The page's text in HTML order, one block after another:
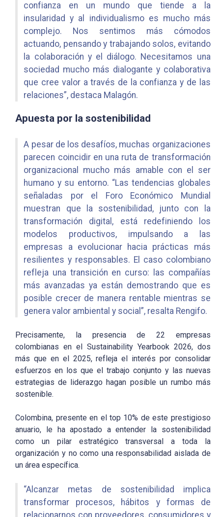
confianza en un mundo que tiende a la
insularidad y al individualismo es mucho más
complejo. Nos sentimos más cómodos
actuando, pensando y trabajando solos, evitando
la colaboración y el diálogo. Necesitamos una
sociedad mucho más dialogante y colaborativa
que cree valor a través de la confianza y de las
relaciones”, destaca Malagón.
Apuesta por la sostenibilidad
A pesar de los desafíos, muchas organizaciones
parecen coincidir en una ruta de transformación
organizacional mucho más amable con el ser
humano y su entorno. “Las tendencias globales
señaladas por el Foro Económico Mundial
muestran que la sostenibilidad, junto con la
transformación digital, está redefiniendo los
modelos productivos, impulsando a las
empresas a evolucionar hacia prácticas más
resilientes y responsables. El caso colombiano
refleja una transición en curso: las compañías
más avanzadas ya están demostrando que es
posible crecer de manera rentable mientras se
genera valor ambiental y social”, resalta Rengifo.
Precisamente, la presencia de 22 empresas
colombianas en el Sustainability Yearbook 2026, dos
más que en el 2025, refleja el interés por consolidar
esfuerzos en los que el trabajo conjunto y las nuevas
estrategias de liderazgo hagan posible un rumbo más
sostenible.
Colombina, presente en el top 10% de este prestigioso
anuario, le ha apostado a entender la sostenibilidad
como un pilar estratégico transversal a toda la
organización y no como una responsabilidad aislada de
un área específica.
“Alcanzar metas de sostenibilidad implica
transformar procesos, hábitos y formas de